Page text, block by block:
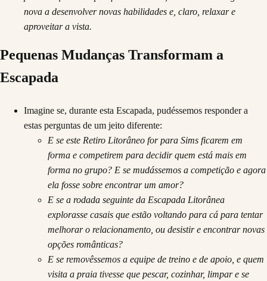
nova a desenvolver novas habilidades e, claro, relaxar e
aproveitar a vista.
Pequenas Mudanças Transformam a
Escapada
Imagine se, durante esta Escapada, pudéssemos responder a
estas perguntas de um jeito diferente:
E se este Retiro Litorâneo for para Sims ficarem em
forma e competirem para decidir quem está mais em
forma no grupo? E se mudássemos a competição e agora
ela fosse sobre encontrar um amor?
E se a rodada seguinte da Escapada Litorânea
explorasse casais que estão voltando para cá para tentar
melhorar o relacionamento, ou desistir e encontrar novas
opções românticas?
E se removêssemos a equipe de treino e de apoio, e quem
visita a praia tivesse que pescar, cozinhar, limpar e se